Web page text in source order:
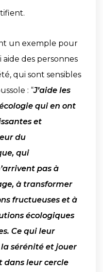
un exemple pour
aide des personnes
qui sont sensibles
: “J’aide les
qui en ont
et
du
qui
pas à
à transformer
fructueuses et à
écologiques
Ce qui leur
sérénité et jouer
dans leur cercle